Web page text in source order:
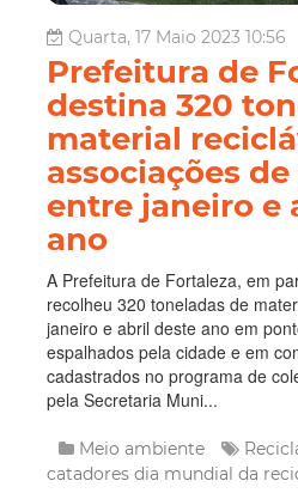
Quarta, 17 Maio 2023 10:56
Prefeitura de
destina 320
material
associações
entre janeiro e
ano
A Prefeitura de Fortaleza, em
recolheu 320 toneladas de
janeiro e abril deste ano em
espalhados pela cidade e em
cadastrados no programa de
pela Secretaria Muni...
Meio ambiente
catadores dia mundial da